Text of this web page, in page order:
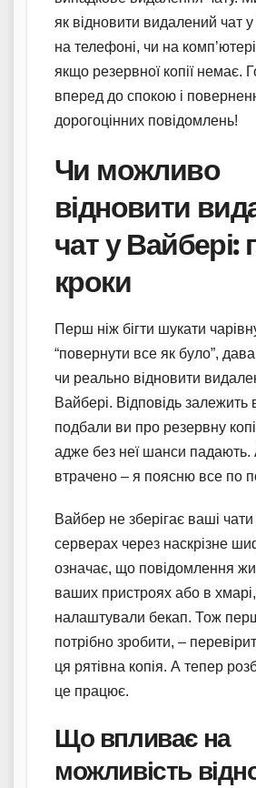
як відновити видалений чат
на телефоні, чи на
якщо резервної копії немає.
вперед до спокою і
дорогоцінних повідомлень!
Чи можливо
відновити
чат у Вайбері:
кроки
Перш ніж бігти шукати
“повернути все як було”,
чи реально відновити
Вайбері. Відповідь залежить
подбали ви про резервну
адже без неї шанси падають.
втрачено – я поясню все по
Вайбер не зберігає ваші чати
серверах через наскрізне
означає, що повідомлення
ваших пристроях або в
налаштували бекап. Тож
потрібно зробити, –
ця рятівна копія. А тепер
це працює.
Що впливає на
можливість